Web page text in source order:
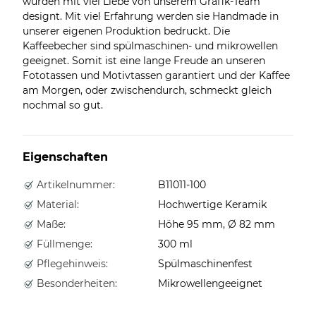
designt. Mit viel Erfahrung werden sie Handmade in
unserer eigenen Produktion bedruckt. Die
Kaffeebecher sind spülmaschinen- und mikrowellen
geeignet. Somit ist eine lange Freude an unseren
Fototassen und Motivtassen garantiert und der Kaffee
am Morgen, oder zwischendurch, schmeckt gleich
nochmal so gut.
Eigenschaften
Artikelnummer:
B11011-100
Material:
Hochwertige Keramik
Maße:
Höhe 95 mm, Ø 82 mm
Füllmenge:
300 ml
Pflegehinweis:
Spülmaschinenfest
Besonderheiten:
Mikrowellengeeignet